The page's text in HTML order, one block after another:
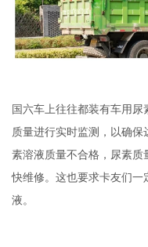
国六车上往往都装有车用
质量进行实时监测，以确保
素溶液质量不合格，尿素
快维修。这也要求卡友们
液。